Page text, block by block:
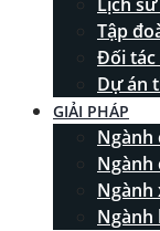
Tập
Đối tác
Dự án
GIẢI PHÁP
Ngành
Ngành
Ngành
Ngành